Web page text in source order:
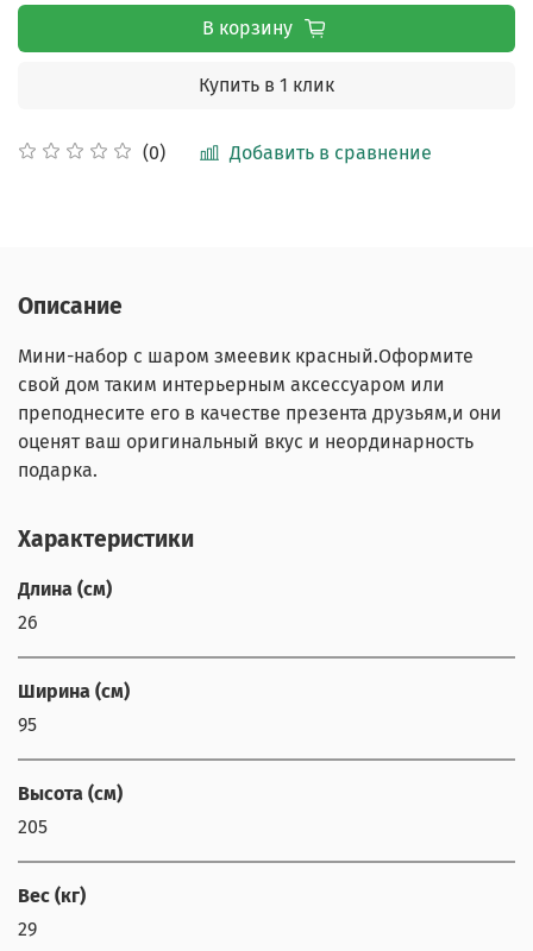
(0) Добавить в сравнение
В корзину
Купить в 1 клик
Описание
Мини-набор с шаром змеевик красный.Оформите
свой дом таким интерьерным аксессуаром или
преподнесите его в качестве презента друзьям,и они
оценят ваш оригинальный вкус и неординарность
подарка.
Характеристики
Длина (см)
26
Ширина (см)
95
Высота (см)
205
Вес (кг)
29